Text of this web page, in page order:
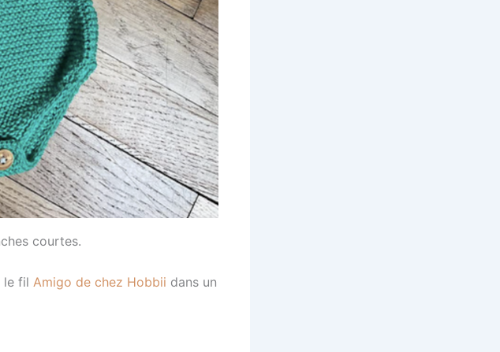
courtes.
le fil Amigo de chez Hobbii dans un